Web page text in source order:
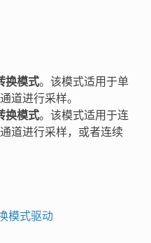
换模式。该模式适用于单
道进行采样。
换模式。该模式适用于连
道进行采样，或者连续
模式驱动